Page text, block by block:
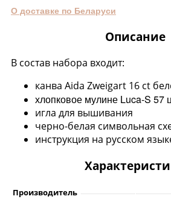
О доставке по Беларуси
Описание
В состав набора входит:
канва Aida Zweigart 16 ct
хлопковое мулине Luca-S 57
игла для вышивания
черно-белая символьная
инструкция на русском
Производитель